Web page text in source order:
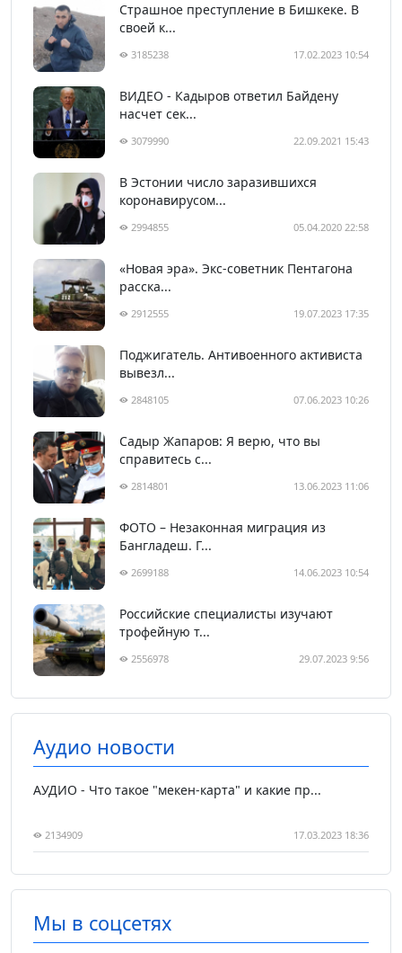
Страшное преступление в Бишкеке. В
своей к...
3185238 17.02.2023 10:54
ВИДЕО - Кадыров ответил Байдену
насчет сек...
3079990 22.09.2021 15:43
В Эстонии число заразившихся
коронавирусом...
2994855 05.04.2020 22:58
«Новая эра». Экс-советник Пентагона
расска...
2912555 19.07.2023 17:35
Поджигатель. Антивоенного активиста
вывезл...
2848105 07.06.2023 10:26
Садыр Жапаров: Я верю, что вы
справитесь с...
2814801 13.06.2023 11:06
ФОТО – Незаконная миграция из
Бангладеш. Г...
2699188 14.06.2023 10:54
Российские специалисты изучают
трофейную т...
2556978 29.07.2023 9:56
Аудио новости
АУДИО - Что такое "мекен-карта" и какие пр...
2134909 17.03.2023 18:36
Мы в соцсетях